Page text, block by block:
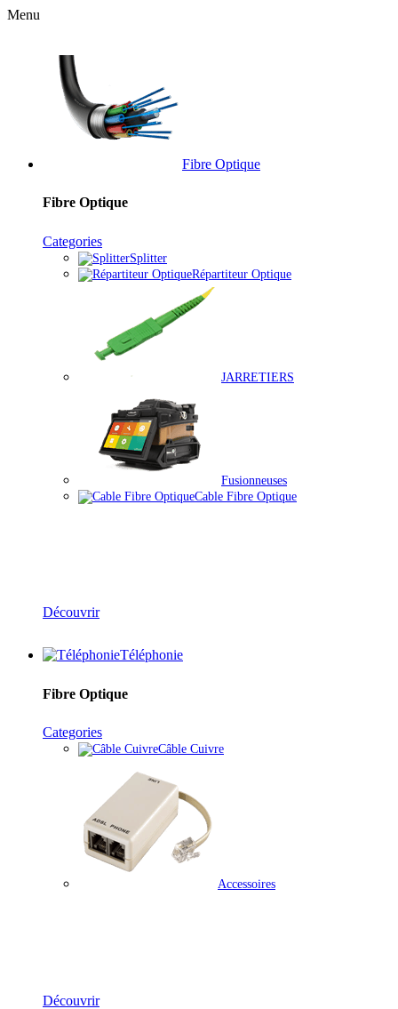
Menu
Fibre Optique
Fibre Optique
Categories
Splitter
Répartiteur Optique
JARRETIERS
Fusionneuses
Cable Fibre Optique
Découvrir
Téléphonie
Fibre Optique
Categories
Câble Cuivre
Accessoires
Découvrir